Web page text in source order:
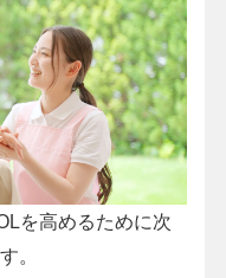
を高めるために次
。